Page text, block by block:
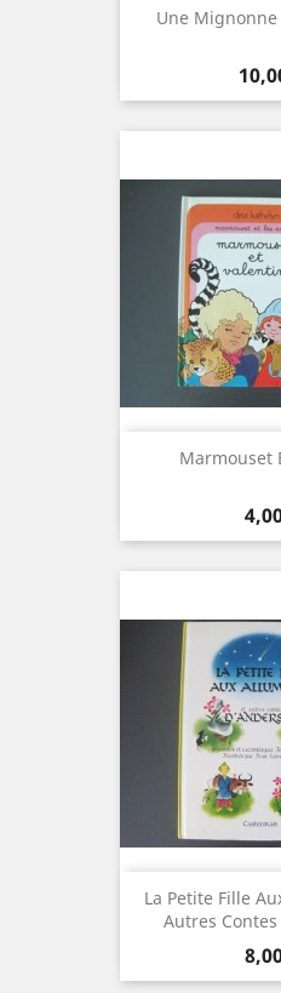
Une
Prix
Marmouset
Prix
La Petite Fille
Autres
Prix